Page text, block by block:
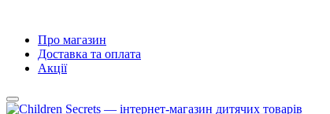
Про магазин
Доставка та оплата
Акції